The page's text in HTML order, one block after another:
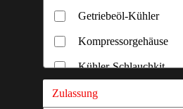
Getriebeöl-Kühler
Kompressorgehäuse
Kühler-Schlauchkit
Ladedruckrohr
Zulassung